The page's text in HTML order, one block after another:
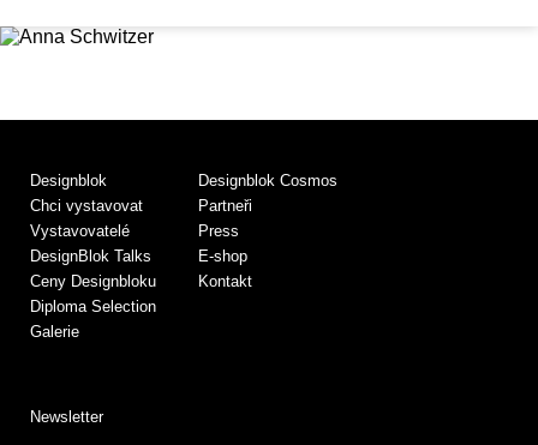
Designblok
Chci vystavovat
Vystavovatelé
DesignBlok Talks
Ceny Designbloku
Diploma Selection
Galerie
Designblok Cosmos
Partneři
Press
E-shop
Kontakt
Newsletter